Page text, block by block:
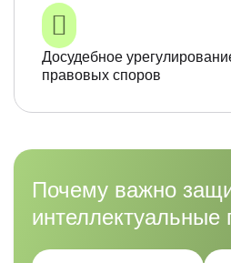
Досудебное
правовых споров
Почему важно
интеллектуальные